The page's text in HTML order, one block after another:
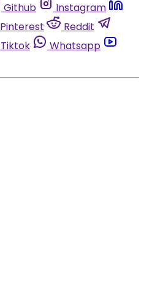
Github
Instagram
Pinterest
Reddit
Tiktok
Whatsapp